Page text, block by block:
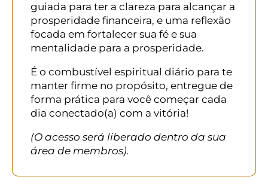
guiada para ter a clareza para alcançar a
prosperidade financeira, e uma reflexão
focada em fortalecer sua fé e sua
mentalidade para a prosperidade.
É o combustível espiritual diário para te
manter firme no propósito, entregue de
forma prática para você começar cada
dia conectado(a) com a vitória!
(O acesso será liberado dentro da sua
área de membros).